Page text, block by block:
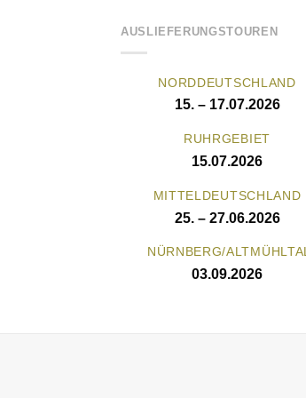
AUSLIEFERUNGSTOUREN
NORDDEUTSCHLAND
15. – 17.07.2026
RUHRGEBIET
15.07.2026
MITTELDEUTSCHLAND
25. – 27.06.2026
NÜRNBERG/
03.09.2026